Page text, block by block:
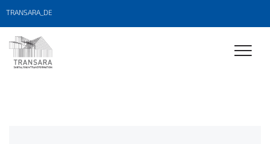
TRANSARA_DE